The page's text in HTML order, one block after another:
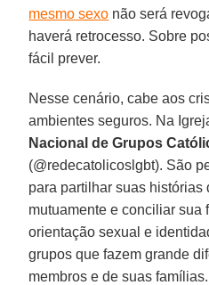
mesmo sexo não será
haverá retrocesso. Sobre
fácil prever.
Nesse cenário, cabe aos
ambientes seguros. Na
Nacional de Grupos
(@redecatolicoslgbt). São
para partilhar suas histórias
mutuamente e conciliar sua
orientação sexual e
grupos que fazem grande
membros e de suas